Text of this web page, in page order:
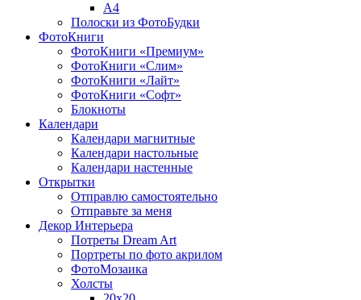
A4
Полоски из ФотоБудки
ФотоКниги
ФотоКниги «Премиум»
ФотоКниги «Слим»
ФотоКниги «Лайт»
ФотоКниги «Софт»
Блокноты
Календари
Календари магнитные
Календари настольные
Календари настенные
Открытки
Отправлю самостоятельно
Отправьте за меня
Декор Интерьера
Потреты Dream Art
Портреты по фото акрилом
ФотоМозаика
Холсты